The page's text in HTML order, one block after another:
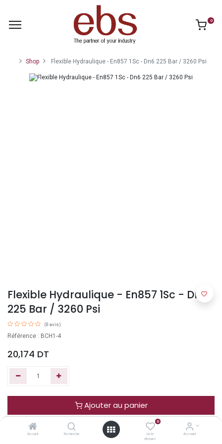
Accueil Recherche
0
Liste
d'envies
Account
0
Shop Flexible Hydraulique - En857 1Sc - Dn6 225 Bar / 3260 Psi
Flexible Hydraulique - En857 1Sc - Dn6
225 Bar / 3260 Psi
(0 avis)
Référence : BCH1-4
20,174 DT
Ajouter au panier
Acheter maintenant